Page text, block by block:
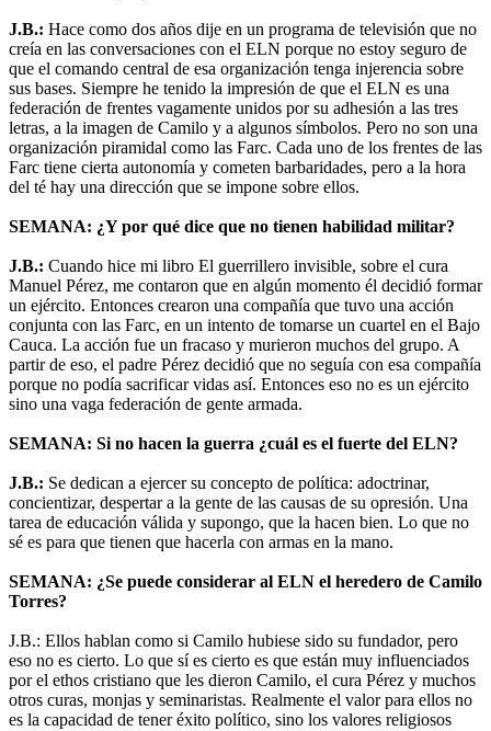
J.B.: Hace como dos años dije en un programa de televisión que no
creía en las conversaciones con el ELN porque no estoy seguro de
que el comando central de esa organización tenga injerencia sobre
sus bases. Siempre he tenido la impresión de que el ELN es una
federación de frentes vagamente unidos por su adhesión a las tres
letras, a la imagen de Camilo y a algunos símbolos. Pero no son una
organización piramidal como las Farc. Cada uno de los frentes de las
Farc tiene cierta autonomía y cometen barbaridades, pero a la hora
del té hay una dirección que se impone sobre ellos.
SEMANA: ¿Y por qué dice que no tienen habilidad militar?
J.B.: Cuando hice mi libro El guerrillero invisible, sobre el cura
Manuel Pérez, me contaron que en algún momento él decidió formar
un ejército. Entonces crearon una compañía que tuvo una acción
conjunta con las Farc, en un intento de tomarse un cuartel en el Bajo
Cauca. La acción fue un fracaso y murieron muchos del grupo. A
partir de eso, el padre Pérez decidió que no seguía con esa compañía
porque no podía sacrificar vidas así. Entonces eso no es un ejército
sino una vaga federación de gente armada.
SEMANA: Si no hacen la guerra ¿cuál es el fuerte del ELN?
J.B.: Se dedican a ejercer su concepto de política: adoctrinar,
concientizar, despertar a la gente de las causas de su opresión. Una
tarea de educación válida y supongo, que la hacen bien. Lo que no
sé es para que tienen que hacerla con armas en la mano.
SEMANA: ¿Se puede considerar al ELN el heredero de Camilo
Torres?
J.B.: Ellos hablan como si Camilo hubiese sido su fundador, pero
eso no es cierto. Lo que sí es cierto es que están muy influenciados
por el ethos cristiano que les dieron Camilo, el cura Pérez y muchos
otros curas, monjas y seminaristas. Realmente el valor para ellos no
es la capacidad de tener éxito político, sino los valores religiosos